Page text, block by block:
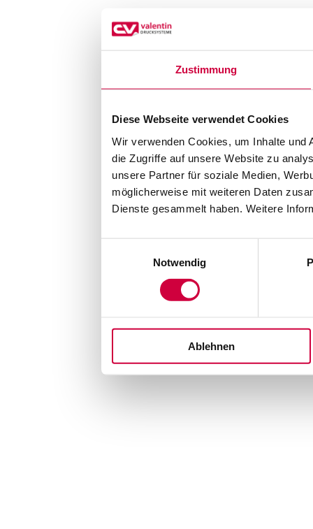
Zustimmung
Diese Webseite verwendet Cookies
Wir verwenden Cookies, um Inhalte und
die Zugriffe auf unsere Website zu
unsere Partner für soziale Medien,
möglicherweise mit weiteren Daten
Dienste gesammelt haben. Weitere
Notwendig
Ablehnen